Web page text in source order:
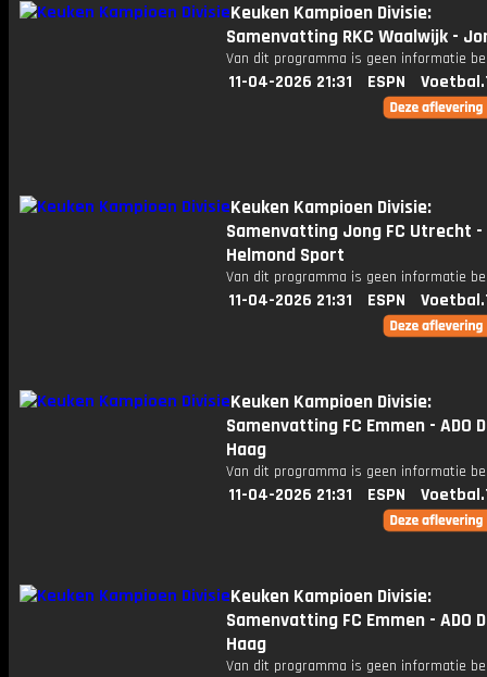
Keuken Kampioen Divisie:
Samenvatting RKC Waalwijk -
Van dit programma is geen informatie
11-04-2026 21:31 ESPN
Keuken Kampioen Divisie:
Samenvatting Jong FC Utrecht -
Helmond Sport
Van dit programma is geen informatie
11-04-2026 21:31 ESPN
Keuken Kampioen Divisie:
Samenvatting FC Emmen - ADO
Haag
Van dit programma is geen informatie
11-04-2026 21:31 ESPN
Keuken Kampioen Divisie:
Samenvatting FC Emmen - ADO
Haag
Van dit programma is geen informatie